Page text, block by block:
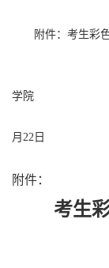
附件：考生彩色
海
学院
月22日
附件：
考生